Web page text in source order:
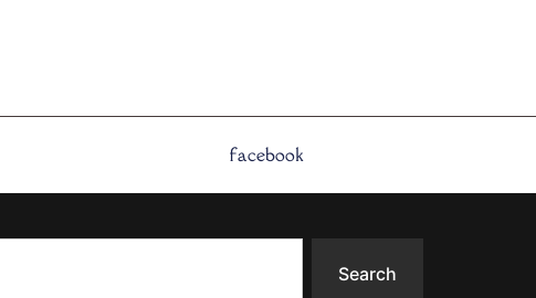
facebook
Search